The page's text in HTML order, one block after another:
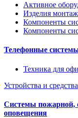
Активное
Изделия
Компоненты
Компоненты
Телефонные
Техника для
Устройства и
Системы пожарной,
оповещения